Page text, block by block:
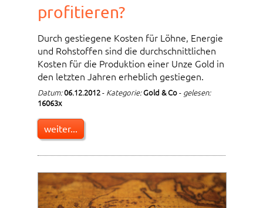
profitieren?
Durch gestiegene Kosten für Löhne, Energie
und Rohstoffen sind die durchschnittlichen
Kosten für die Produktion einer Unze Gold in
den letzten Jahren erheblich gestiegen.
Datum:06.12.2012- Kategorie:Gold & Co- gelesen:
16063x
weiter...